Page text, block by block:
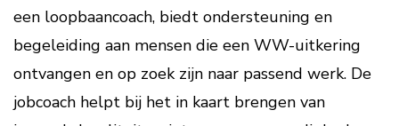
een loopbaancoach, biedt ondersteuning en
begeleiding aan mensen die een WW-uitkering
ontvangen en op zoek zijn naar passend werk. De
jobcoach helpt bij het in kaart brengen van